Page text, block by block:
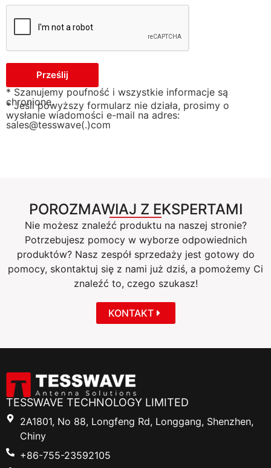
Prześlij
* Szanujemy poufność i wszystkie informacje są
chronione.
* Jeśli powyższy formularz nie działa, prosimy o
wysłanie wiadomości e-mail na adres:
sales@tesswave(.)com
POROZMAWIAJ Z EKSPERTAMI
Nie możesz znaleźć produktu na naszej stronie?
Potrzebujesz pomocy w wyborze odpowiednich
produktów? Nasz zespół sprzedaży jest gotowy do
pomocy, skontaktuj się z nami już dziś, a pomożemy Ci
znaleźć to, czego szukasz!
KONTAKT
TESSWAVE TECHNOLOGY LIMITED
2A1801, No 88, Longfeng Rd, Longgang, Shenzhen,
Chiny
+86-755-23592105